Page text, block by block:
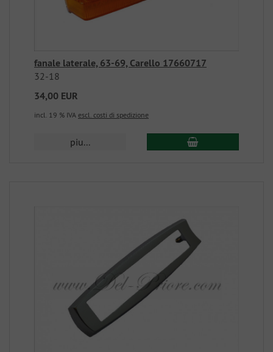
fanale laterale, 63-69, Carello 17660717
32-18
34,00 EUR
incl. 19 % IVA escl. costi di spedizione
piu...